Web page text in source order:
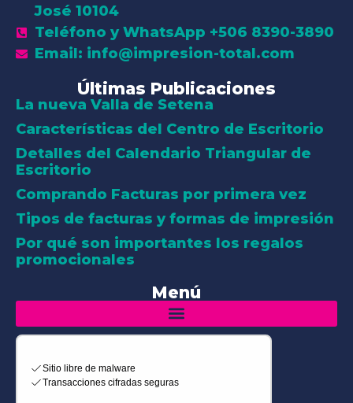
José 10104
Teléfono y WhatsApp +506 8390-3890
Email: info@impresion-total.com
Últimas Publicaciones
La nueva Valla de Setena
Características del Centro de Escritorio
Detalles del Calendario Triangular de
Escritorio
Comprando Facturas por primera vez
Tipos de facturas y formas de impresión
Por qué son importantes los regalos
promocionales
Menú